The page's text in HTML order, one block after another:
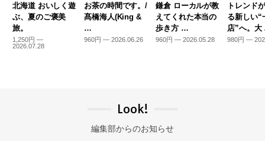
北海道 おいしく遊
ぶ、夏のご褒美
旅。
1,250円 —
2026.07.28
お茶の時間です。/
髙橋海人(King &
…
960円 — 2026.06.26
鎌倉 ローカルが教
えてくれた本当の
歩き方 …
960円 — 2026.05.28
トレンド
る新しい“
店”へ。
980円 —
Look!
編集部からのお知らせ